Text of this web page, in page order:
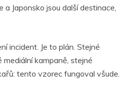
a Japonsko jsou další destinace,
incident. Je to plán. Stejné
kampaně, stejné
tento vzorec fungoval všude.